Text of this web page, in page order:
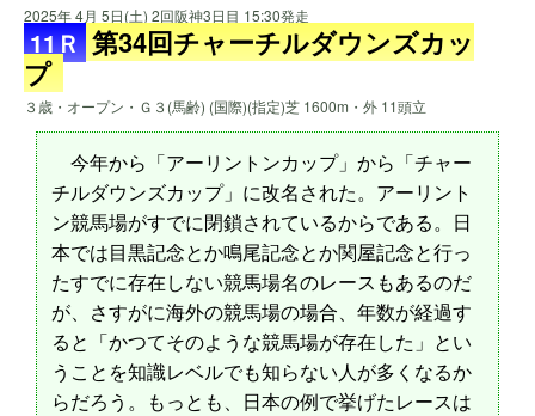
2025年 4月 5日(土) 2回阪神3日目 15:30発走
11Ｒ 第34回チャーチルダウンズカッ
プ
３歳・オープン・Ｇ３(馬齢) (国際)(指定)芝 1600m・外 11頭立
今年から「アーリントンカップ」から「チャー
チルダウンズカップ」に改名された。アーリント
ン競馬場がすでに閉鎖されているからである。日
本では目黒記念とか鳴尾記念とか関屋記念と行っ
たすでに存在しない競馬場名のレースもあるのだ
が、さすがに海外の競馬場の場合、年数が経過す
ると「かつてそのような競馬場が存在した」とい
うことを知識レベルでも知らない人が多くなるか
らだろう。もっとも、日本の例で挙げたレースは